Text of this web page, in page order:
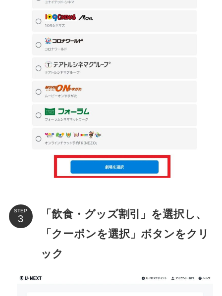
STEP
「飲食・グッズ割引」を選択し、
「クーポンを選択」ボタンをクリ
ック